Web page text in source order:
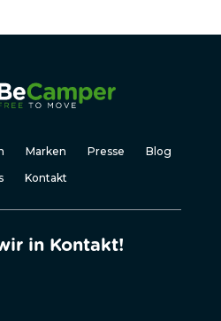
Marken Presse
Blog
Kontakt
in Kontakt!